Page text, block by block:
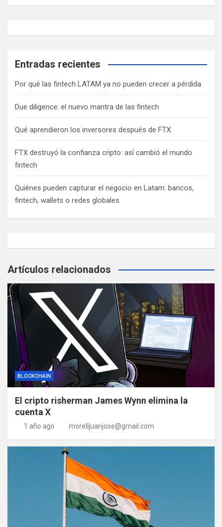
Entradas recientes
Por qué las fintech LATAM ya no pueden crecer a pérdida
Due diligence: el nuevo mantra de las fintech
Qué aprendieron los inversores después de FTX
FTX destruyó la confianza cripto: así cambió el mundo
fintech
Quiénes pueden capturar el negocio en Latam: bancos,
fintech, wallets o redes globales
Artículos relacionados
BLOCKCHAIN
El cripto risherman James Wynn elimina la
cuenta X
1 año ago morelljuanjose@gmail.com